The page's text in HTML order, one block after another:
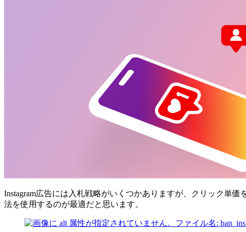
Instagram広告には入札戦略がいくつかありますが、クリック単
法を使用するのが最適だと思います。